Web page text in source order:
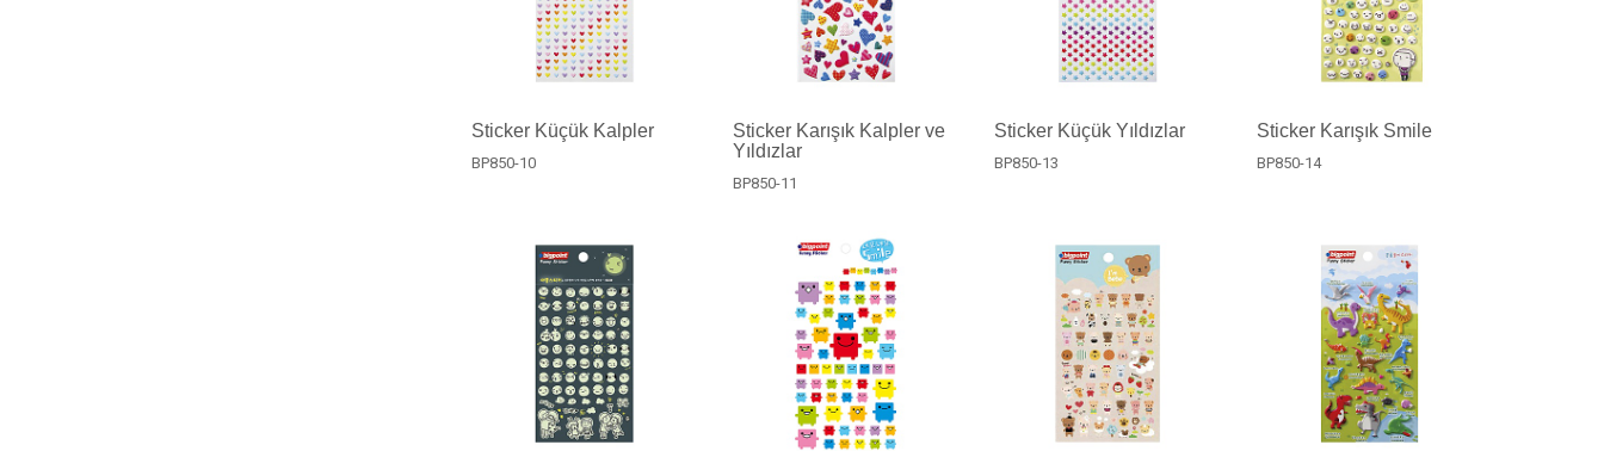
Sticker Küçük Kalpler
BP850-10
Sticker Karışık Kalpler ve
Yıldızlar
BP850-11
Sticker Küçük Yıldızlar
BP850-13
Sticker Karışık Smile
BP850-14